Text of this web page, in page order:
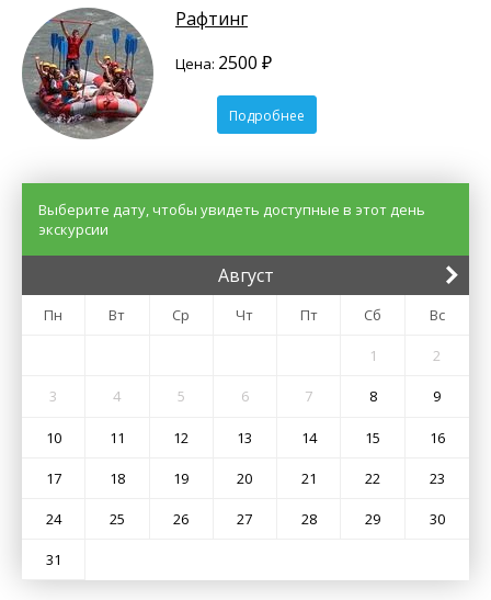
Рафтинг
Цена: 2500 ₽
Подробнее
Выберите дату, чтобы увидеть доступные в этот день
экскурсии
Август
Пн Вт Ср Чт Пт Сб Вс
1 2
3 4 5 6 7 8 9
10 11 12 13 14 15 16
17 18 19 20 21 22 23
24 25 26 27 28 29 30
31